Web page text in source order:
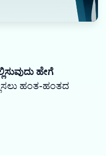
ಹೇಗೆ
ಹಂತ-ಹಂತದ